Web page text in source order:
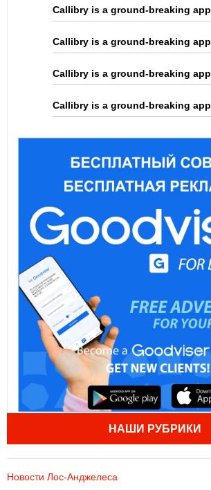
Callibry is a ground-breaking app
Callibry is a ground-breaking app
Callibry is a ground-breaking app
Callibry is a ground-breaking app
НАШИ РУБРИКИ
Новости Лос-Анджелеса